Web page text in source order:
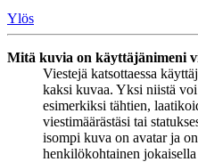
Ylös
Mitä kuvia on käyttäjänimeni
Viestejä katsottaessa
kaksi kuvaa. Yksi niistä
esimerkiksi tähtien,
viestimäärästäsi tai
isompi kuva on avatar ja
henkilökohtainen